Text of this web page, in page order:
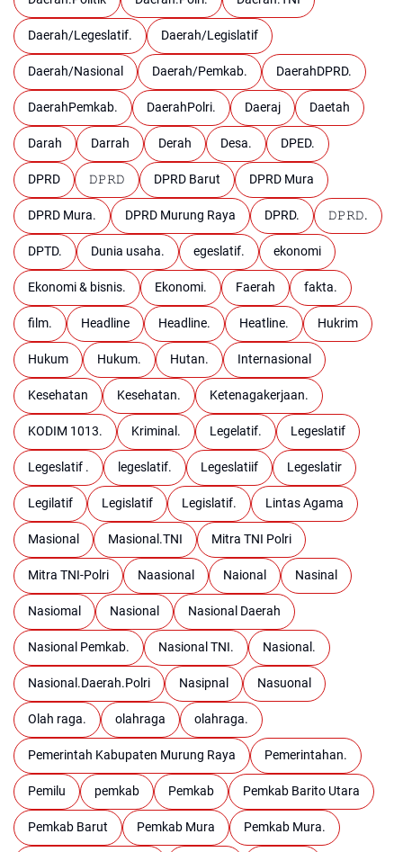
Daerah/Legeslatif. Daerah/Legislatif
Daerah/Nasional Daerah/Pemkab. DaerahDPRD.
DaerahPemkab. DaerahPolri. Daeraj Daetah
Darah Darrah Derah Desa. DPED.
DPRD 𝙳𝙿𝚁𝙳 DPRD Barut DPRD Mura
DPRD Mura. DPRD Murung Raya DPRD. 𝙳𝙿𝚁𝙳.
DPTD. Dunia usaha. egeslatif. ekonomi
Ekonomi & bisnis. Ekonomi. Faerah fakta.
film. Headline Headline. Heatline. Hukrim
Hukum Hukum. Hutan. Internasional
Kesehatan Kesehatan. Ketenagakerjaan.
KODIM 1013. Kriminal. Legelatif. Legeslatif
Legeslatif . legeslatif. Legeslatiif Legeslatir
Legilatif Legislatif Legislatif. Lintas Agama
Masional Masional.TNI Mitra TNI Polri
Mitra TNI-Polri Naasional Naional Nasinal
Nasiomal Nasional Nasional Daerah
Nasional Pemkab. Nasional TNI. Nasional.
Nasional.Daerah.Polri Nasipnal Nasuonal
Olah raga. olahraga olahraga.
Pemerintah Kabupaten Murung Raya Pemerintahan.
Pemilu pemkab Pemkab Pemkab Barito Utara
Pemkab Barut Pemkab Mura Pemkab Mura.